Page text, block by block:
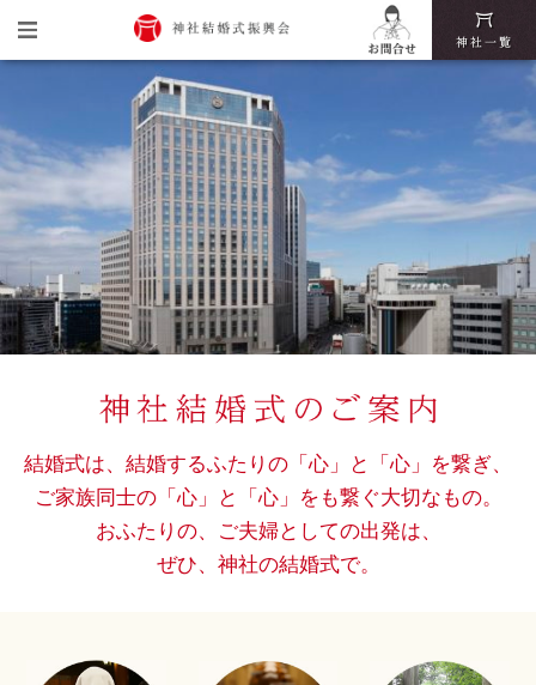
トップ
神社結婚式振興会とは
神社結婚式の魅力
挙式・披露宴までの流れ
神社結婚式いろは
結婚式は、結婚するふたりの「心」と「心」を繋ぎ、
ご家族同士の「心」と「心」をも繋ぐ大切なもの。
おふたりの、ご夫婦としての出発は、
ぜひ、神社の結婚式で。